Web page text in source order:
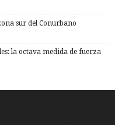
sur del Conurbano
la octava medida de fuerza